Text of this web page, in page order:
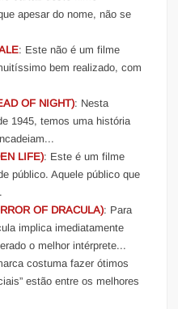
apesar do nome, não se
: Este não é um filme
bem realizado, com
OF NIGHT): Nesta
1945, temos uma história
LIFE): Este é um filme
público. Aquele público que
OF DRACULA): Para
implica imediatamente
o melhor intérprete...
costuma fazer ótimos
estão entre os melhores